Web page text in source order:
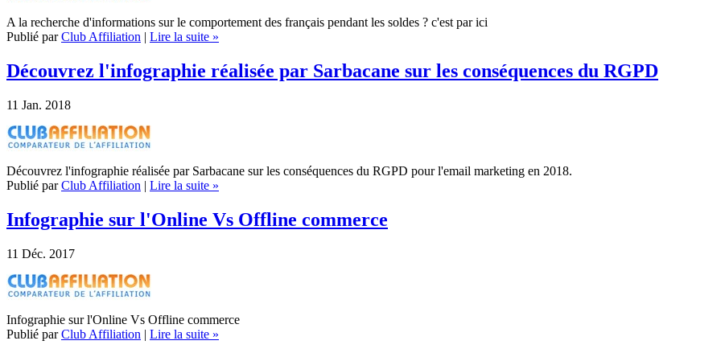
A la recherche d'informations sur le comportement des français pendant les soldes ? c'est par ici
Publié parClub Affiliation | Lire la suite »
Découvrez l'infographie réalisée par Sarbacane sur les conséquences du RGPD
11 Jan. 2018
Découvrez l'infographie réalisée par Sarbacane sur les conséquences du RGPD pour l'email marketing en 2018.
Publié parClub Affiliation | Lire la suite »
Infographie sur l'Online Vs Offline commerce
11 Déc. 2017
Infographie sur l'Online Vs Offline commerce
Publié parClub Affiliation | Lire la suite »